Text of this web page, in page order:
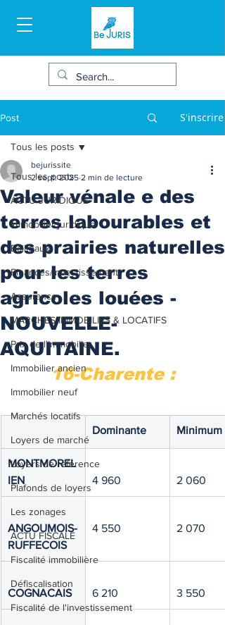
Post S'inscrire
Tous les posts
ACTU JURIDIQUE
Immobilier juridique
Bail/baux
Finances/Investissement
Assurance
MARCHES IMMOBILIES & LOCATIFS
Prix de l'immobilier
Immobilier ancien
Immobilier neuf
Marchés locatifs
Loyers de marché
Loyers de référence
Plafonds de loyers
Les zonages
ACTU FISCALE
Fiscalité immobilière
Défiscalisation
Fiscalité de l'investissement
Tous les posts
Valeur vénale e des
terres labourables et
des prairies naturelles
pour les terres
agricoles louées -
NOUVELLE-
AQUITAINE.
bejurissite
2 sept. 2025 2 min de lecture
16-Charente :
Dominante Minimum
MONTMOREL
IEN
4 960 2 060
ANGOUMOIS-
RUFFECOIS
4 550 2 070
COGNACAIS 6 210 3 550